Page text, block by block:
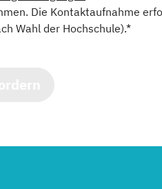
Die Kontaktaufnahme
Wahl der Hochschule).*